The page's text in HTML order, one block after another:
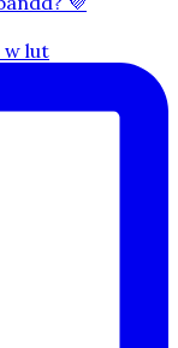
w lut